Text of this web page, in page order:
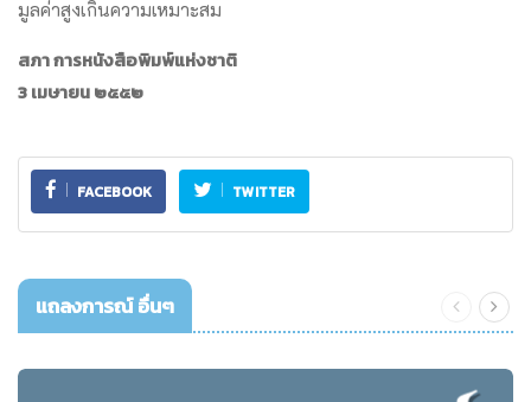
มูลค่าสูงเกินความเหมาะสม
สภา การหนังสือพิมพ์แห่งชาติ
3 เมษายน ๒๕๕๒
FACEBOOK TWITTER
แถลงการณ์ อื่นๆ